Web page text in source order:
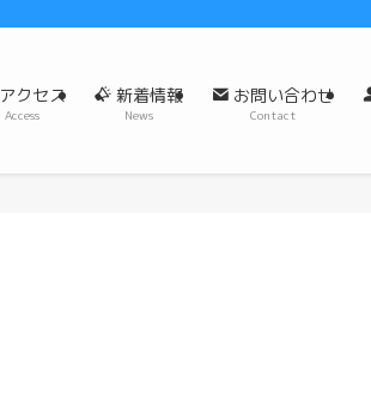
アクセス
Access
新着情報
News
お問い合わせ
Contact